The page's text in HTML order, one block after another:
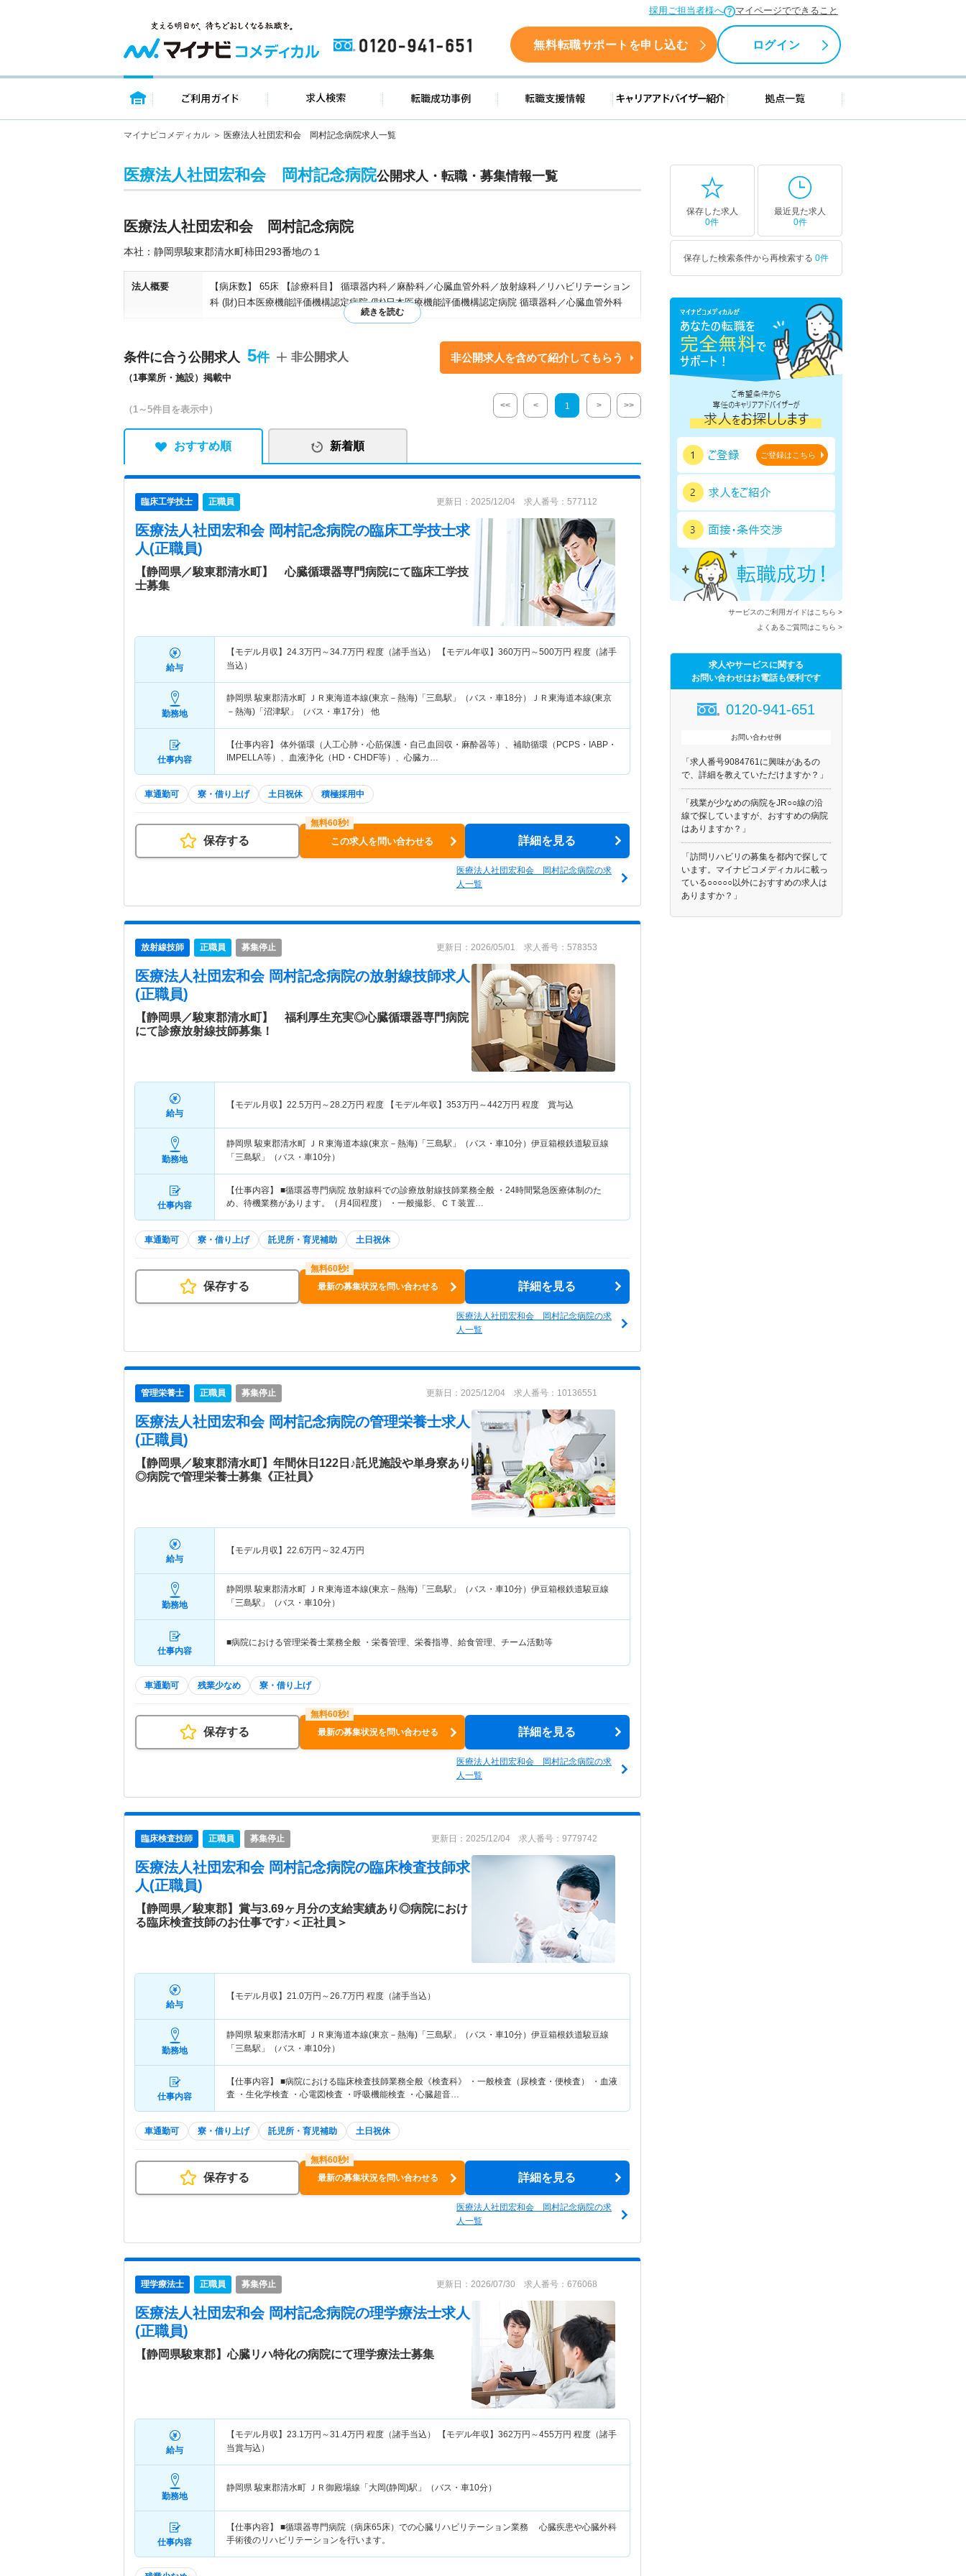
採用ご担当者様へ マイページでできること
0120-941-651 無料転職サポートを申し込む ログイン
トップページ ご利用ガイド 求人検索 転職成功事例 転職支援情報 キャリアアドバイザー紹介 拠点一覧
マイナビコメディカル 医療法人社団宏和会 岡村記念病院求人一覧
医療法人社団宏和会 岡村記念病院公開求人・転職・募集情報一覧
医療法人社団宏和会 岡村記念病院
本社：静岡県駿東郡清水町柿田293番地の１
法人概要
【病床数】 65床 【診療科目】 循環器内科／麻酔科／心臓血管外科／放射線科／リハビリテーション
科 (財)日本医療機能評価機構認定病院 (財)日本医療機能評価機構認定病院 循環器科／心臓血管外科
特色
静岡県東部地区の循環器治療の中核となる、心臓外科と循環器内科からなる循環器専門病院です。 同
院で行う循環器治療の心臓手術、冠動脈インターベンション治療、不整脈アブレーション治療など
は、決して簡単な手技ではなく、それなりのリスクを伴うものですから、十分な「説明と同意」のう
えで、治療を実施しています。 「説明と同意」を実践するにあたり、患者様とのコミュニケーション
が重要なため、相談室の増設や外来診察室の個室化を図り、ゆっくりと余裕を持って相談や説明がで
きるようになっています。
条件に合う公開求人 5
（1事業所・施設）掲載中
非公開求人 非公開求人を含めて紹介してもらう
（1～5件目を表示中） << < 1 > >>
おすすめ順 新着順
臨床工学技士 正職員 更新日：2025/12/04 求人番号：577112
医療法人社団宏和会 岡村記念病院の臨床工学技士求
人(正職員)
【静岡県／駿東郡清水町】 心臓循環器専門病院にて臨床工学技
士募集
給与
【モデル月収】 24.3万円～34.7万円 程度（諸手当込） 【モデル年収】 360万円～500万円 程度（諸手
当込）
勤務地
静岡県 駿東郡清水町 ＪＲ東海道本線(東京－熱海)「三島駅」（バス・車18分）ＪＲ東海道本線(東京
－熱海)「沼津駅」（バス・車17分） 他
仕事内容
【仕事内容】 体外循環（人工心肺・心筋保護・自己血回収・麻酔器等）、補助循環（PCPS・IABP・
IMPELLA等）、血液浄化（HD・CHDF等）、心臓カ…
車通勤可 寮・借り上げ 土日祝休 積極採用中
保存する この求人を問い合わせる 詳細を見る
医療法人社団宏和会 岡村記念病院の求
人一覧
放射線技師 正職員 募集停止 更新日：2026/05/01 求人番号：578353
医療法人社団宏和会 岡村記念病院の放射線技師求人
(正職員)
【静岡県／駿東郡清水町】 福利厚生充実◎心臓循環器専門病院
にて診療放射線技師募集！
給与
【モデル月収】 22.5万円～28.2万円 程度 【モデル年収】 353万円～442万円 程度 賞与込
勤務地
静岡県 駿東郡清水町 ＪＲ東海道本線(東京－熱海)「三島駅」（バス・車10分）伊豆箱根鉄道駿豆線
「三島駅」（バス・車10分）
仕事内容
【仕事内容】 ■循環器専門病院 放射線科での診療放射線技師業務全般 ・24時間緊急医療体制のた
め、待機業務があります。（月4回程度） ・一般撮影、ＣＴ装置…
車通勤可 寮・借り上げ 託児所・育児補助 土日祝休
保存する 最新の募集状況を問い合わせる 詳細を見る
医療法人社団宏和会 岡村記念病院の求
人一覧
管理栄養士 正職員 募集停止 更新日：2025/12/04 求人番号：10136551
医療法人社団宏和会 岡村記念病院の管理栄養士求人
(正職員)
【静岡県／駿東郡清水町】年間休日122日♪託児施設や単身寮あり
◎病院で管理栄養士募集《正社員》
給与
【モデル月収】 22.6万円～32.4万円
勤務地
静岡県 駿東郡清水町 ＪＲ東海道本線(東京－熱海)「三島駅」（バス・車10分）伊豆箱根鉄道駿豆線
「三島駅」（バス・車10分）
仕事内容
■病院における管理栄養士業務全般 ・栄養管理、栄養指導、給食管理、チーム活動等
車通勤可 残業少なめ 寮・借り上げ
保存する 最新の募集状況を問い合わせる 詳細を見る
医療法人社団宏和会 岡村記念病院の求
人一覧
臨床検査技師 正職員 募集停止 更新日：2025/12/04 求人番号：9779742
医療法人社団宏和会 岡村記念病院の臨床検査技師求
人(正職員)
【静岡県／駿東郡】賞与3.69ヶ月分の支給実績あり◎病院におけ
る臨床検査技師のお仕事です♪＜正社員＞
給与
【モデル月収】 21.0万円～26.7万円 程度（諸手当込）
勤務地
静岡県 駿東郡清水町 ＪＲ東海道本線(東京－熱海)「三島駅」（バス・車10分）伊豆箱根鉄道駿豆線
「三島駅」（バス・車10分）
仕事内容
【仕事内容】 ■病院における臨床検査技師業務全般《検査科》 ・一般検査（尿検査・便検査） ・血液
査 ・生化学検査 ・心電図検査 ・呼吸機能検査 ・心臓超音…
車通勤可 寮・借り上げ 託児所・育児補助 土日祝休
保存する 最新の募集状況を問い合わせる 詳細を見る
医療法人社団宏和会 岡村記念病院の求
人一覧
理学療法士 正職員 募集停止 更新日：2026/07/30 求人番号：676068
医療法人社団宏和会 岡村記念病院の理学療法士求人
(正職員)
【静岡県駿東郡】心臓リハ特化の病院にて理学療法士募集
給与
【モデル月収】 23.1万円～31.4万円 程度（諸手当込） 【モデル年収】 362万円～455万円 程度（諸手
当賞与込）
勤務地
静岡県 駿東郡清水町 ＪＲ御殿場線「大岡(静岡)駅」（バス・車10分）
仕事内容
【仕事内容】 ■循環器専門病院（病床65床）での心臓リハビリテーション業務 心臓疾患や心臓外科
手術後のリハビリテーションを行います。
保存した求人
0件
最近見た求人
0件
保存した検索条件から再検索する 0件
ご登録はこちら
サービスのご利用ガイドはこちら >
よくあるご質問はこちら >
求人やサービスに関する
お問い合わせはお電話も便利です
0120-941-651
お問い合わせ例
「求人番号9084761に興味があるの
で、詳細を教えていただけますか？」
「残業が少なめの病院をJR○○線の沿
線で探していますが、おすすめの病院
はありますか？」
「訪問リハビリの募集を都内で探して
います。マイナビコメディカルに載っ
ている○○○○○以外におすすめの求人は
ありますか？」